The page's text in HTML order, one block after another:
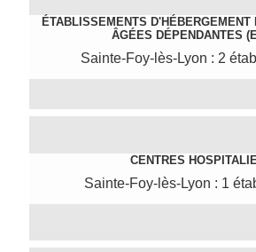
ÉTABLISSEMENTS D'HÉBERGEMENT
ÂGÉES DÉPENDANTES
Sainte-Foy-lès-Lyon : 2
CENTRES
Sainte-Foy-lès-Lyon : 1